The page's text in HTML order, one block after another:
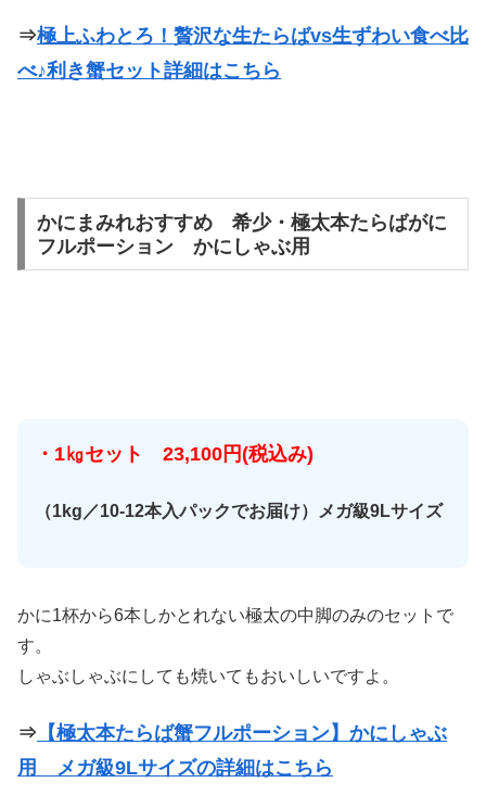
⇒極上ふわとろ！贅沢な生たらばvs生ずわい食べ比
べ♪利き蟹セット詳細はこちら
かにまみれおすすめ 希少・極太本たらばがに
フルポーション かにしゃぶ用
・1㎏セット 23,100円(税込み)
（1kg／10-12本入パックでお届け）メガ級9Lサイズ
かに1杯から6本しかとれない極太の中脚のみのセットで
す。
しゃぶしゃぶにしても焼いてもおいしいですよ。
⇒ 【極太本たらば蟹フルポーション】かにしゃぶ
用 メガ級9Lサイズの詳細はこちら